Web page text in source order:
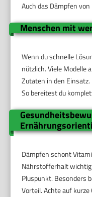
Auch das Dämpfen
Menschen mit
Wenn du schnelle
nützlich. Viele Modelle
Zutaten in den
So bereitest du
Dämpfen schont
Nährstofferhalt
Pluspunkt. Besonders
Vorteil. Achte auf